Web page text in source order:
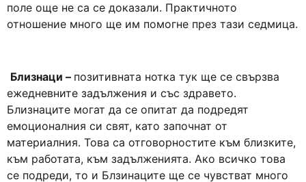
поле още не са се доказали. Практичното
отношение много ще им помогне през тази седмица.
Близнаци – позитивната нотка тук ще се свързва
ежедневните задължения и със здравето.
Близнаците могат да се опитат да подредят
емоционалния си свят, като започнат от
материалния. Това са отговорностите към близките,
към работата, към задълженията. Ако всичко това
се подреди, то и Блзинаците ще се чувстват много